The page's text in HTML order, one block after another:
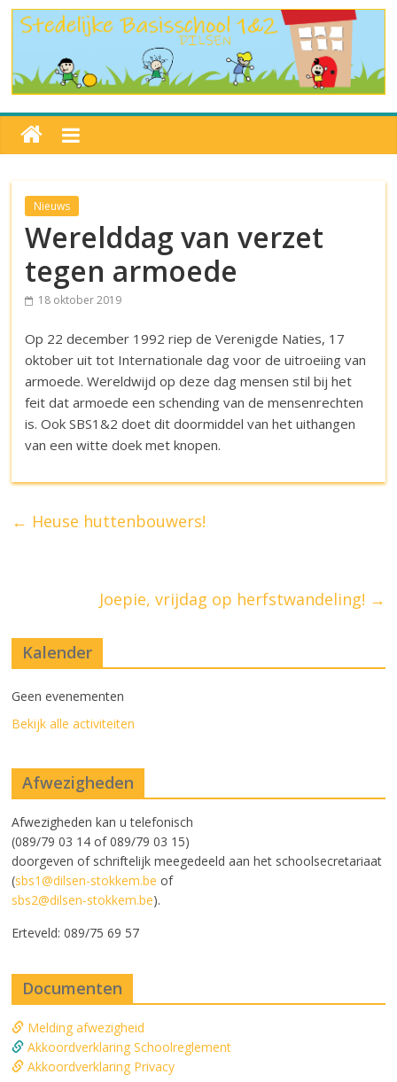
Nieuws
Werelddag van verzet
tegen armoede
18 oktober 2019
Op 22 december 1992 riep de Verenigde Naties, 17
oktober uit tot Internationale dag voor de uitroeiing van
armoede. Wereldwijd op deze dag mensen stil bij het
feit dat armoede een schending van de mensenrechten
is. Ook SBS1&2 doet dit doormiddel van het uithangen
van een witte doek met knopen.
← Heuse huttenbouwers!
Joepie, vrijdag op herfstwandeling! →
Kalender
Geen evenementen
Bekijk alle activiteiten
Afwezigheden
Afwezigheden kan u telefonisch
(089/79 03 14 of 089/79 03 15)
doorgeven of schriftelijk meegedeeld aan het schoolsecretariaat
(sbs1@dilsen-stokkem.be of
sbs2@dilsen-stokkem.be).
Erteveld: 089/75 69 57
Documenten
Melding afwezigheid
Akkoordverklaring Schoolreglement
Akkoordverklaring Privacy